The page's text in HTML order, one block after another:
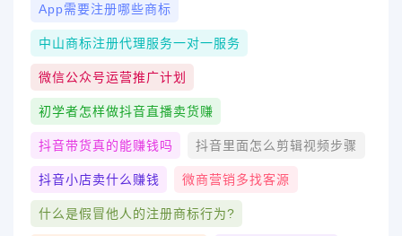
App需要注册哪些商标
中山商标注册代理服务一对一服务
微信公众号运营推广计划
初学者怎样做抖音直播卖货赚
抖音带货真的能赚钱吗 抖音里面怎么剪辑视频步骤
抖音小店卖什么赚钱 微商营销多找客源
什么是假冒他人的注册商标行为?